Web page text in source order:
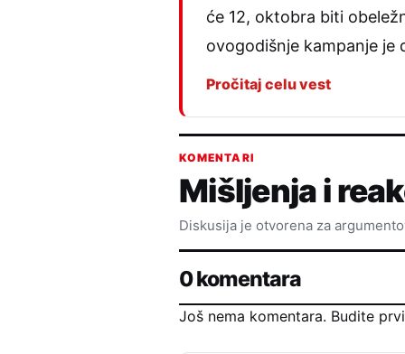
će 12, oktobra biti
ovogodišnje kampanje je
Pročitaj celu vest
KOMENTARI
Mišljenja i
Diskusija je otvorena za
0 komentara
Još nema komentara. Budite